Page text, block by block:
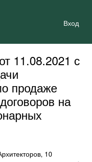
Вход
11.08.2021 с
продаже
на
10